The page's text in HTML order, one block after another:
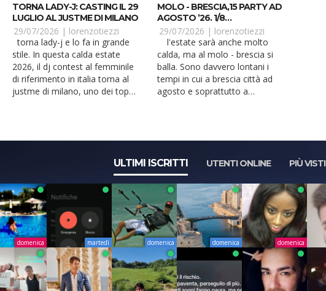
TORNA LADY-J: CASTING IL 29
LUGLIO AL JUSTME DI MILANO
29/07/2026 | lorenzotiezzi
torna lady-j e lo fa in grande
stile. In questa calda estate
2026, il dj contest al femminile
di riferimento in italia torna al
justme di milano, uno dei top
MOLO - BRESCIA,15 PARTY AD
AGOSTO ’26. 1/8
STREETSMART
29/07/2026 | lorenzotiezzi
calda, ma al molo - brescia si
balla. Sono davvero lontani i
tempi in cui a brescia città ad
agosto e soprattutto a
ULTIMI ISCRITTI UTENTI ONLINE PIÙ VISTI
domenica martedì domenica domenica domenica